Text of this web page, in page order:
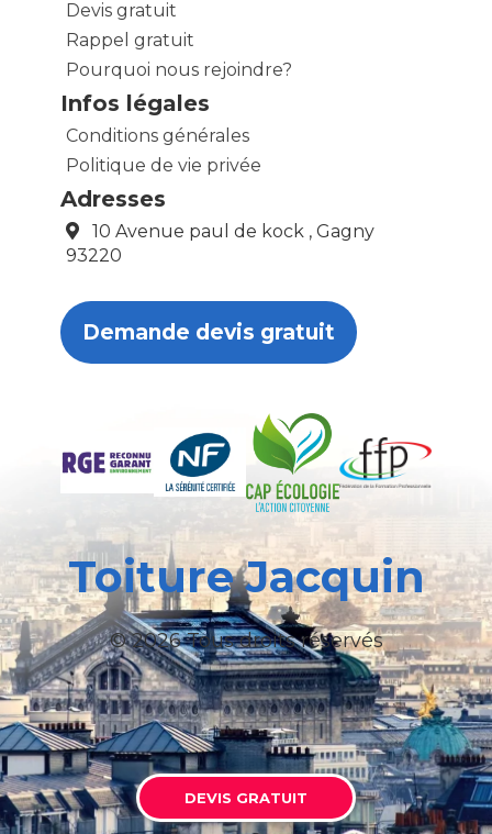
Devis gratuit
Rappel gratuit
Pourquoi nous rejoindre?
Infos légales
Conditions générales
Politique de vie privée
Adresses
10 Avenue paul de kock , Gagny
93220
Demande devis gratuit
Toiture Jacquin
© 2026 Tous droits réservés
DEVIS GRATUIT